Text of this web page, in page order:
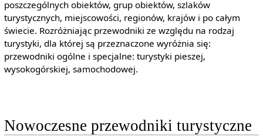
poszczególnych obiektów, grup obiektów, szlaków
turystycznych, miejscowości, regionów, krajów i po całym
świecie. Rozróżniając przewodniki ze względu na rodzaj
turystyki, dla której są przeznaczone wyróżnia się:
przewodniki ogólne i specjalne: turystyki pieszej,
wysokogórskiej, samochodowej.
Nowoczesne przewodniki turystyczne